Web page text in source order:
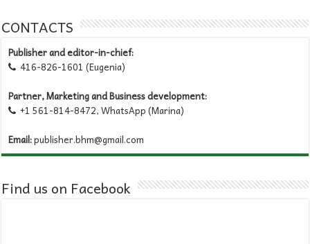
CONTACTS
Publisher and editor-in-chief:
 416-826-1601 (Eugenia)
Partner, Marketing and Business development:
 +1 561-814-8472, WhatsApp (Marina)
Email:publisher.bhm@gmail.com
Find us on Facebook